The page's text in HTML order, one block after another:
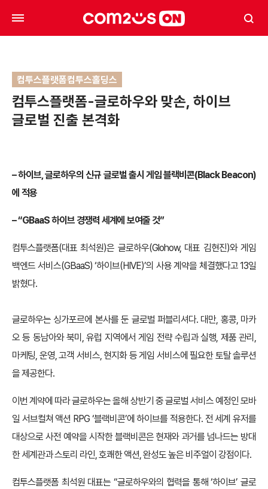
컴투스플랫폼컴투스홀딩스
컴투스플랫폼-글로하우와 맞손, 하이브
글로벌 진출 본격화
– 하이브, 글로하우의 신규 글로벌 출시 게임 블랙비콘(Black Beacon)
에 적용
– “GBaaS 하이브 경쟁력 세계에 보여줄 것”
컴투스플랫폼(대표 최석원)은 글로하우(Glohow, 대표 김현진)와 게임
백엔드 서비스(GBaaS) ‘하이브(HIVE)’의 사용 계약을 체결했다고 13일
밝혔다.
글로하우는 싱가포르에 본사를 둔 글로벌 퍼블리셔다. 대만, 홍콩, 마카
오 등 동남아와 북미, 유럽 지역에서 게임 전략 수립과 실행, 제품 관리,
마케팅, 운영, 고객 서비스, 현지화 등 게임 서비스에 필요한 토탈 솔루션
을 제공한다.
이번 계약에 따라 글로하우는 올해 상반기 중 글로벌 서비스 예정인 모바
일 서브컬쳐 액션 RPG ‘블랙비콘’에 하이브를 적용한다. 전 세계 유저를
대상으로 사전 예약을 시작한 블랙비콘은 현재와 과거를 넘나드는 방대
한 세계관과 스토리 라인, 호쾌한 액션, 완성도 높은 비주얼이 강점이다.
컴투스플랫폼 최석원 대표는 “글로하우와의 협력을 통해 ‘하이브’ 글로